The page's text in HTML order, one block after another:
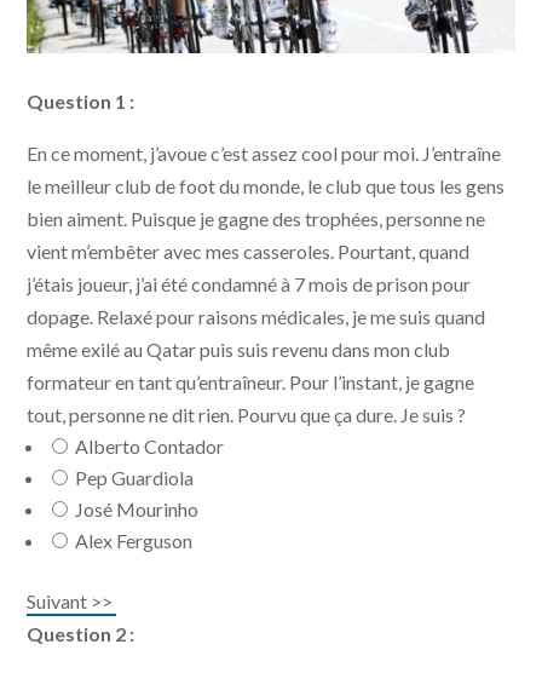
Question 1 :
En ce moment, j’avoue c’est assez cool pour moi. J’entraîne
le meilleur club de foot du monde, le club que tous les gens
bien aiment. Puisque je gagne des trophées, personne ne
vient m’embêter avec mes casseroles. Pourtant, quand
j’étais joueur, j’ai été condamné à 7 mois de prison pour
dopage. Relaxé pour raisons médicales, je me suis quand
même exilé au Qatar puis suis revenu dans mon club
formateur en tant qu’entraîneur. Pour l’instant, je gagne
tout, personne ne dit rien. Pourvu que ça dure. Je suis ?
Alberto Contador
Pep Guardiola
José Mourinho
Alex Ferguson
Suivant >>
Question 2 :